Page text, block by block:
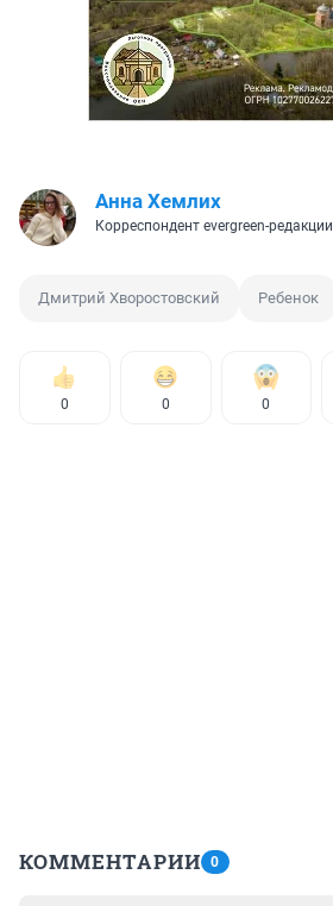
Анна Хемлих
Корреспондент evergreen-редакции
Дмитрий Хворостовский Ребенок
0 0 0
КОММЕНТАРИИ 0